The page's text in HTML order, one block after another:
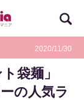
2020/11/30
袋麺」
の人気ラ